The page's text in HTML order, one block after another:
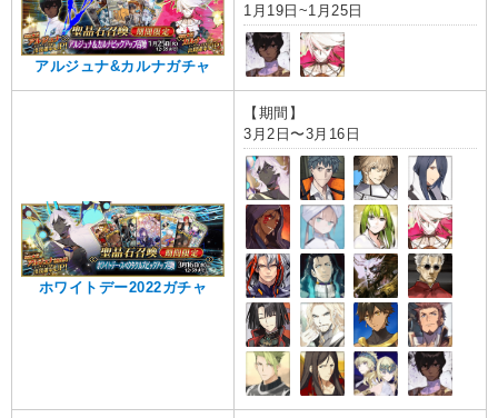
アルジュナ&カルナガチャ
1月19日~1月25日
ホワイトデー2022ガチャ
【期間】
3月2日〜3月16日